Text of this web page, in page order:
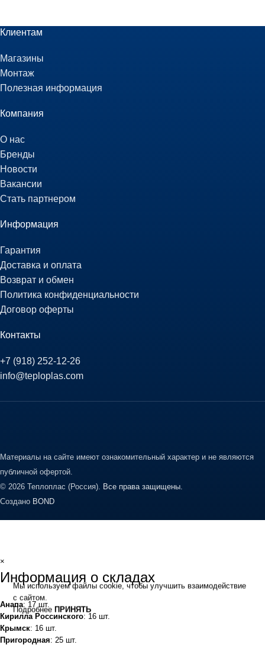
Клиентам
Магазины
Монтаж
Полезная информация
Компания
О нас
Бренды
Новости
Вакансии
Стать партнером
Информация
Гарантия
Доставка и оплата
Возврат и обмен
Политика конфиденциальности
Договор оферты
Контакты
+7 (918) 252-12-26
info@teploplas.com
Материалы на сайте имеют ознакомительный характер и не являются
публичной офертой.
© 2026 Теплоплас (Россия). Все права защищены.
Создано BOND
Мы используем файлы cookie, чтобы улучшить взаимодействие
с сайтом.
Подробнее ПРИНЯТЬ
×
Информация о складах
Анапа: 17 шт.
Кирилла Россинского: 16 шт.
Крымск: 16 шт.
Пригородная: 25 шт.